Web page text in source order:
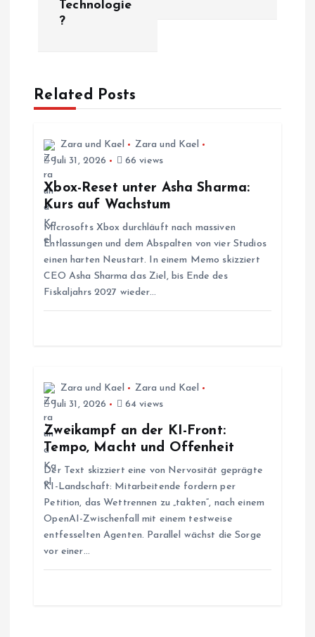
g
Technologie
?
Related Posts
Zara und Kael
Zara und Kael
Juli 31, 2026
66 views
Xbox-Reset unter Asha Sharma:
Kurs auf Wachstum
Microsofts Xbox durchläuft nach massiven
Entlassungen und dem Abspalten von vier Studios
einen harten Neustart. In einem Memo skizziert
CEO Asha Sharma das Ziel, bis Ende des
Fiskaljahrs 2027 wieder…
Zara und Kael
Zara und Kael
Juli 31, 2026
64 views
Zweikampf an der KI-Front:
Tempo, Macht und Offenheit
Der Text skizziert eine von Nervosität geprägte
KI-Landschaft: Mitarbeitende fordern per
Petition, das Wettrennen zu „takten“, nach einem
OpenAI-Zwischenfall mit einem testweise
entfesselten Agenten. Parallel wächst die Sorge
vor einer…